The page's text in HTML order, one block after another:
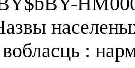
вобласць :